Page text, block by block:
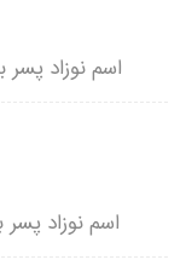
اسم نوزاد
اسم نوزاد